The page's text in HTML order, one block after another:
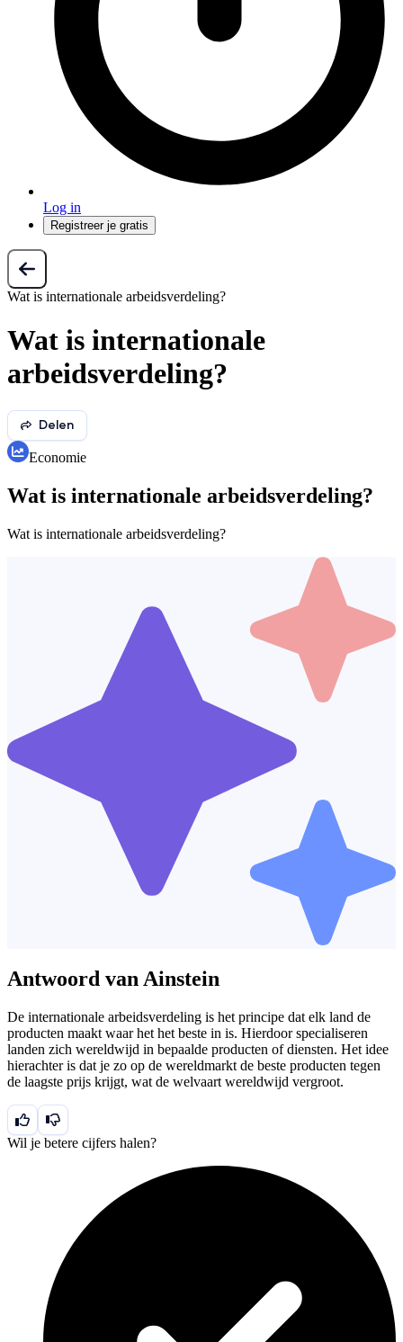
Log in
Registreer je gratis
Wat is internationale arbeidsverdeling?
Wat is internationale
arbeidsverdeling?
Delen
Economie
Wat is internationale arbeidsverdeling?
Wat is internationale arbeidsverdeling?
Antwoord van Ainstein
De internationale arbeidsverdeling is het principe dat elk land de
producten maakt waar het het beste in is. Hierdoor specialiseren
landen zich wereldwijd in bepaalde producten of diensten. Het idee
hierachter is dat je zo op de wereldmarkt de beste producten tegen
de laagste prijs krijgt, wat de welvaart wereldwijd vergroot.
Wil je betere cijfers halen?